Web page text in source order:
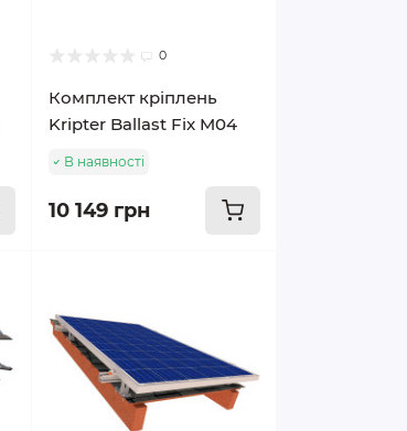
0
Комплект кріплень
Kripter Ballast Fix M04
В наявності
10 149 грн